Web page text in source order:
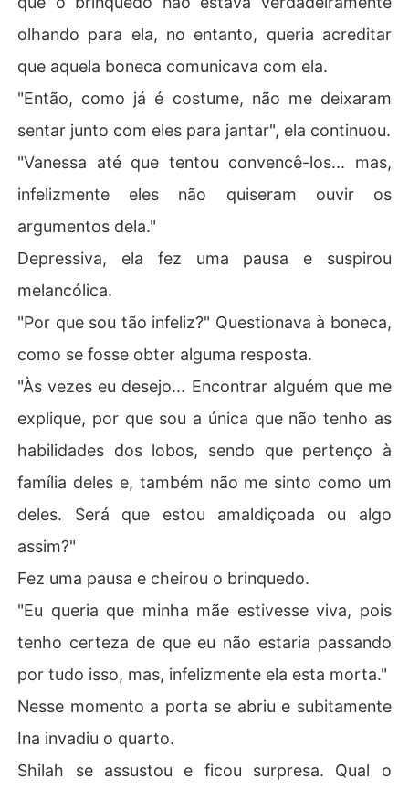
olhando para ela, no entanto, queria acreditar
que aquela boneca comunicava com ela.
"Então, como já é costume, não me deixaram
sentar junto com eles para jantar", ela continuou.
"Vanessa até que tentou convencê-los... mas,
infelizmente eles não quiseram ouvir os
argumentos dela."
Depressiva, ela fez uma pausa e suspirou
melancólica.
"Por que sou tão infeliz?" Questionava à boneca,
como se fosse obter alguma resposta.
"Às vezes eu desejo... Encontrar alguém que me
explique, por que sou a única que não tenho as
habilidades dos lobos, sendo que pertenço à
família deles e, também não me sinto como um
deles. Será que estou amaldiçoada ou algo
assim?"
Fez uma pausa e cheirou o brinquedo.
"Eu queria que minha mãe estivesse viva, pois
tenho certeza de que eu não estaria passando
por tudo isso, mas, infelizmente ela esta morta."
Nesse momento a porta se abriu e subitamente
Ina invadiu o quarto.
Shilah se assustou e ficou surpresa. Qual o